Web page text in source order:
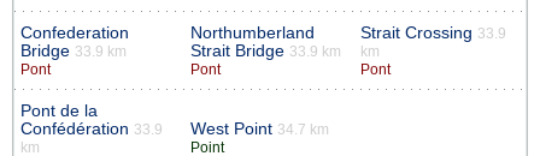
Confederation
Bridge 33.9 km
Pont
Northumberland
Strait Bridge 33.9 km
Pont
Strait Crossing 33.9
km
Pont
Pont de la
Confédération 33.9
km
West Point 34.7 km
Point